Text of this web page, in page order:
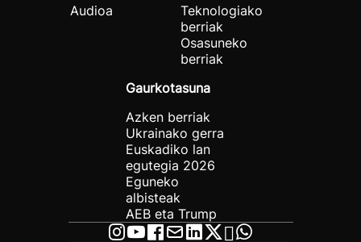
Audioa
Teknologiako
berriak
Osasuneko
berriak
Gaurkotasuna
Azken berriak
Ukrainako gerra
Euskadiko lan
egutegia 2026
Eguneko
albisteak
AEB eta Trump